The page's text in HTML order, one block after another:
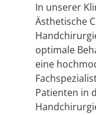
In unserer
Ästhetische
optimale
eine
Patienten in